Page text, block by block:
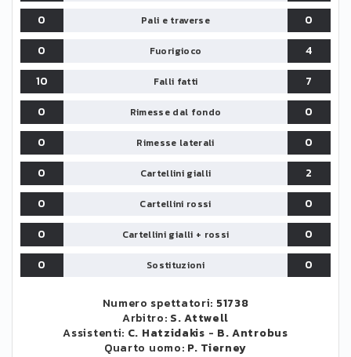
0 Pali e traverse
0
0
Fuorigioco
4
10
Falli fatti
7
0
Rimesse dal fondo
0
0
Rimesse laterali
0
0
Cartellini gialli
2
0
Cartellini rossi
0
0
Cartellini gialli + rossi
0
0
Sostituzioni 0
Numero spettatori: 51738
Arbitro: S. Attwell
Assistenti: C. Hatzidakis - B. Antrobus
Quarto uomo: P. Tierney